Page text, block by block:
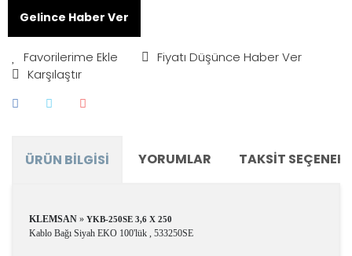
Gelince Haber Ver
Fiyatı Düşünce Haber Ver
Karşılaştır
ÜRÜN BILGISI YORUMLAR TAKSIT
KLEMSAN » YKB-250SE 3,6 X 250
Kablo Bağı Siyah EKO 100'lük , 533250SE